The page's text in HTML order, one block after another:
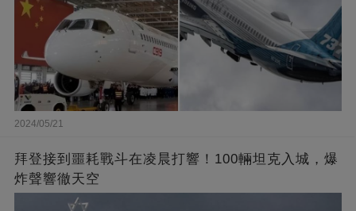
2024/05/21
拜登接到噩耗戰斗在凌晨打響！100輛坦克入城，爆
炸聲響徹天空